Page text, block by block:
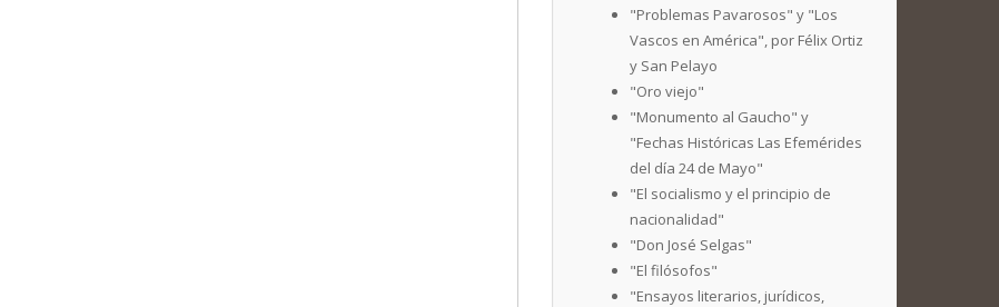
"Problemas Pavarosos" y "Los
Vascos en América", por Félix Ortiz
y San Pelayo
"Oro viejo"
"Monumento al Gaucho" y
"Fechas Históricas Las Efemérides
del día 24 de Mayo"
"El socialismo y el principio de
nacionalidad"
"Don José Selgas"
"El filósofos"
"Ensayos literarios, jurídicos,